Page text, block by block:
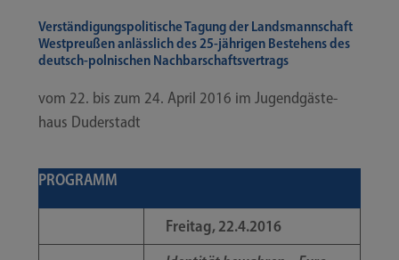
Verständigungspolitische Tagung der Landsmannschaft
Westpreußen anlässlich des 25-​​jährigen Bestehens des
deutsch-​​polnischen Nachbarschaftsvertrags
vom 22. bis zum 24. April 2016 im Jugend­gäs­te­
haus Duderstadt
PROGRAMM
Frei­tag, 22.4.2016